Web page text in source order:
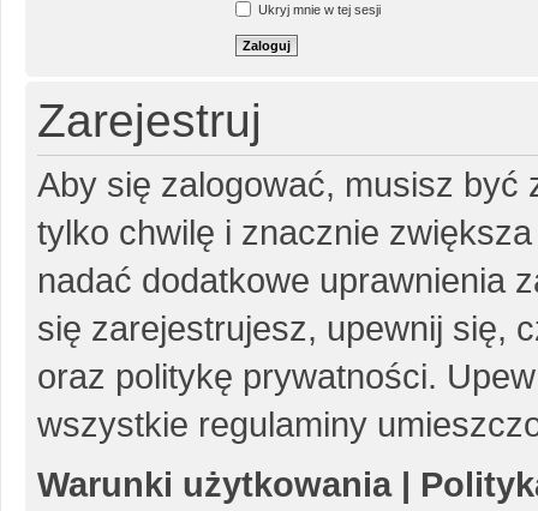
Ukryj mnie w tej sesji
Zarejestruj
Aby się zalogować, musisz być
tylko chwilę i znacznie
nadać dodatkowe uprawnienia
się zarejestrujesz, upewnij się,
oraz politykę prywatności.
wszystkie regulaminy
Warunki użytkowania|